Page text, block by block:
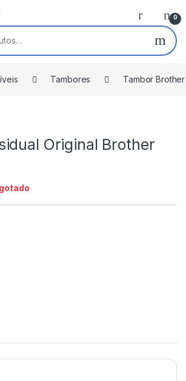
0
Tambores Tambor Brother
Original Brother